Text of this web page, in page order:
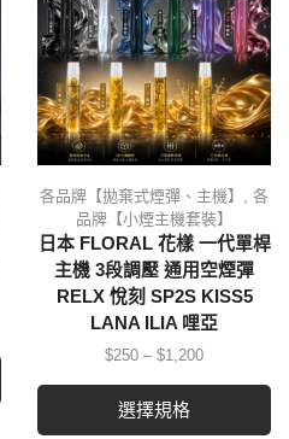
各品牌【拋棄式煙彈、主機】 , 各
品牌【小煙主機套裝】
日本 FLORAL 花樣 一代單桿
主機 3段調壓 通用空煙彈
RELX 悅刻 SP2S KISS5
LANA ILIA 哩亞
$250 – $1,200
選擇規格